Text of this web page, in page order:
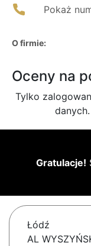
Pokaż
O firmie:
Oceny na
Tylko
danych.
Gratulacje!
Łódź
AL